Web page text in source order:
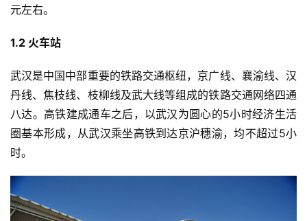
元左右。
1.2 火车站
武汉是中国中部重要的铁路交通枢纽，京广线、襄渝线、汉
丹线、焦枝线、枝柳线及武大线等组成的铁路交通网络四通
八达。高铁建成通车之后，以武汉为圆心的5小时经济生活
圈基本形成，从武汉乘坐高铁到达京沪穗渝，均不超过5小
时。